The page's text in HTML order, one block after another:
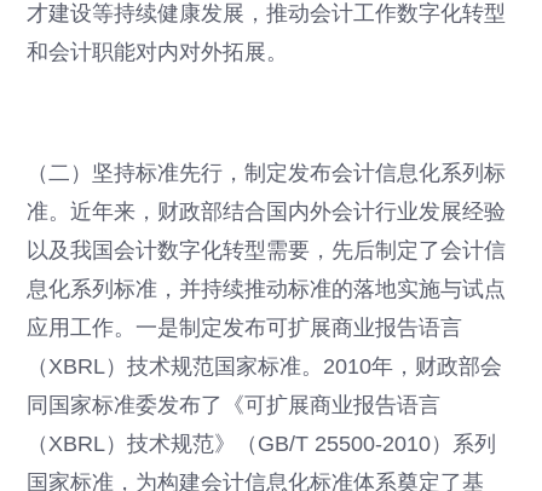
才建设等持续健康发展，推动会计工作数字化转型
和会计职能对内对外拓展。
（二）坚持标准先行，制定发布会计信息化系列标
准。近年来，财政部结合国内外会计行业发展经验
以及我国会计数字化转型需要，先后制定了会计信
息化系列标准，并持续推动标准的落地实施与试点
应用工作。一是制定发布可扩展商业报告语言
（XBRL）技术规范国家标准。2010年，财政部会
同国家标准委发布了《可扩展商业报告语言
（XBRL）技术规范》（GB/T 25500-2010）系列
国家标准，为构建会计信息化标准体系奠定了基